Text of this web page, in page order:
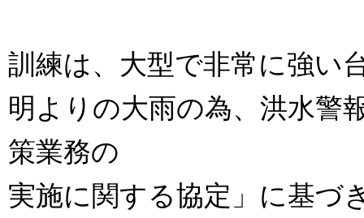
訓練は、大型で非常に強い
明よりの大雨の為、洪水警
策業務の
実施に関する協定」に基づ